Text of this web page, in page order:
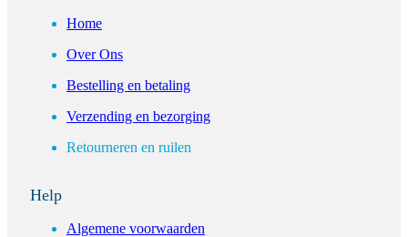
Home
Over Ons
Bestelling en betaling
Verzending en bezorging
Retourneren en ruilen
Help
Algemene voorwaarden